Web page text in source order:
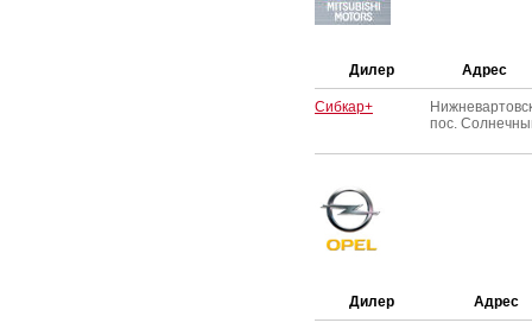
Дилер Адрес
Сибкар+
пос.
Дилер Адрес